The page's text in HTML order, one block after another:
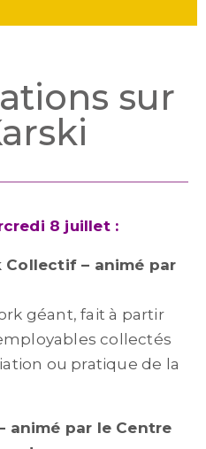
sur
8 juillet :
– animé par
géant, fait à partir
collectés
ou pratique de la
animé par le Centre